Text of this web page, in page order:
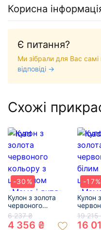
Корисна
Є питання?
Ми зібрали для Вас самі
відповіді →
Схожі
-30%
Кулон з золота
червоного
кольору з
цирконом «Мама і
6 237 ₴
4 356 ₴
-17%
Кулон
19 215
16